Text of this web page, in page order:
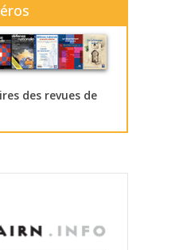
des revues de